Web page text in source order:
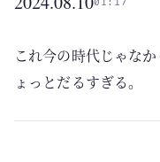
これ今の時代じゃな
ょっとだるすぎる。